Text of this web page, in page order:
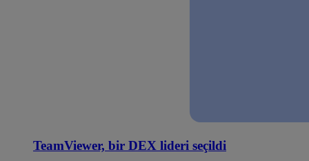
TeamViewer, bir DEX lideri seçildi